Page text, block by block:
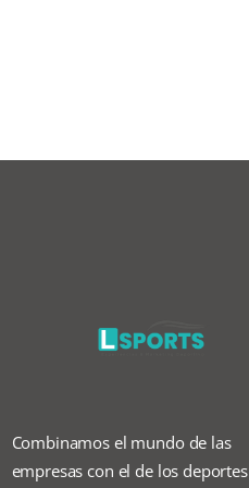
Combinamos el mundo de las
empresas con el de los deportes